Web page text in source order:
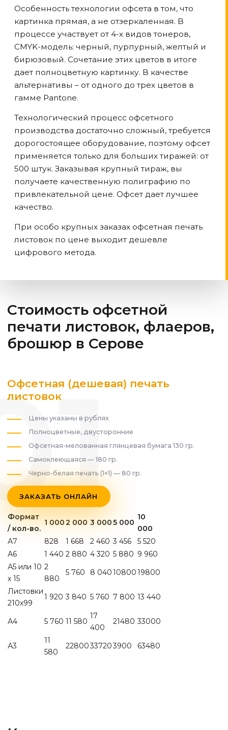
Особенность технологии офсета в том, что
картинка прямая, а не отзеркаленная. В
процессе участвует от 4-х видов тонеров,
CMYK-модель: черный, пурпурный, желтый и
бирюзовый. Сочетание этих цветов в итоге
дает полноцветную картинку. В качестве
альтернативы – от одного до трех цветов в
гамме Pantone.
Технологический процесс офсетного
производства достаточно сложный, требуется
дорогостоящее оборудование, поэтому офсет
применяется только для больших тиражей: от
500 штук. Заказывая крупный тираж, вы
получаете качественную полиграфию по
привлекательной цене. Офсет дает лучшее
качество.
При особо крупных заказах офсетная печать
листовок по цене выходит дешевле
цифрового метода.
Стоимость офсетной
печати листовок, флаеров,
брошюр в Серове
Офсетная (дешевая) печать
листовок
Цены указаны в рублях
Полноцветные, двусторонние
Офсетная-мелованная глянцевая бумага 130 гр.
Самоклеющаяся — 180 гр.
Черно-белая печать (1+1) — 80 гр.
ЗАКАЗАТЬ ОНЛАЙН
Формат
/ кол-во.
1 0002 000 3 0005 000
10
000
А7
828 1 668 2 460 3 456
5 520
А6
1 440 2 880 4 320 5 880 9 960
А5 или 10
х 15
2
880
5 760 8 0401080019800
Листовки
210х99
1 920 3 840 5 760 7 800 13 440
А4 5 760 11 580
17
400
21480 33000
А3
11
580
22800337203900 63480